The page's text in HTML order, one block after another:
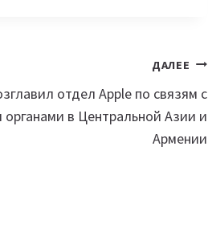
ДАЛЕЕ
отдел Apple по связям с
органами в Центральной Азии и
Армении